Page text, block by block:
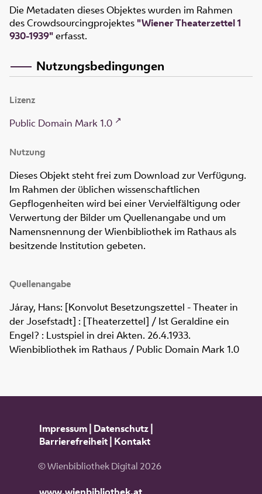
Die Metadaten dieses Objektes wurden im Rahmen
des Crowdsourcingprojektes "Wiener Theaterzettel 1
930-1939"erfasst.
Nutzungsbedingungen
Lizenz
Public Domain Mark 1.0
Nutzung
Dieses Objekt steht frei zum Download zur Verfügung.
Im Rahmen der üblichen wissenschaftlichen
Gepflogenheiten wird bei einer Vervielfältigung oder
Verwertung der Bilder um Quellenangabe und um
Namensnennung der Wienbibliothek im Rathaus als
besitzende Institution gebeten.
Quellenangabe
Járay, Hans: [Konvolut Besetzungszettel - Theater in
der Josefstadt] : [Theaterzettel] / Ist Geraldine ein
Engel? : Lustspiel in drei Akten. 26.4.1933.
Wienbibliothek im Rathaus / Public Domain Mark 1.0
Impressum| Datenschutz|
Barrierefreiheit| Kontakt
© Wienbibliothek Digital 2026